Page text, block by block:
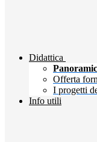
Didattica
Offerta
I progetti
Info utili